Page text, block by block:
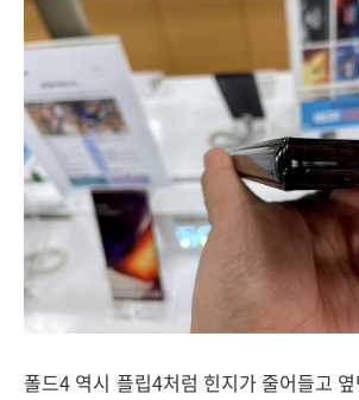
폴드4 역시 플립4처럼 힌지가 줄어들고